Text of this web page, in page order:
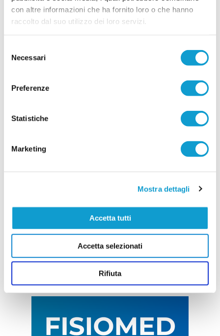
con altre informazioni che ha fornito loro o che hanno
raccolto dal suo utilizzo dei loro servizi.
delNecessari
Preferenze
Statistiche
Marketing
Mostra dettagli
Accetta tutti
Accetta selezionati
Rifiuta